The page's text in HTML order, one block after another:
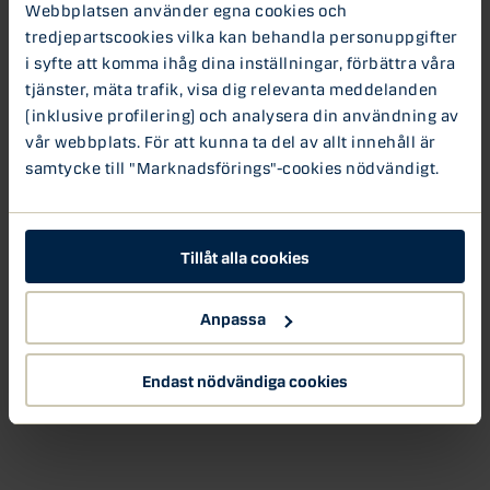
Webbplatsen använder egna cookies och
tredjepartscookies vilka kan behandla personuppgifter
i syfte att komma ihåg dina inställningar, förbättra våra
tjänster, mäta trafik, visa dig relevanta meddelanden
(inklusive profilering) och analysera din användning av
vår webbplats. För att kunna ta del av allt innehåll är
samtycke till "Marknadsförings"-cookies nödvändigt.
Tillåt alla cookies
Anpassa
Endast nödvändiga cookies